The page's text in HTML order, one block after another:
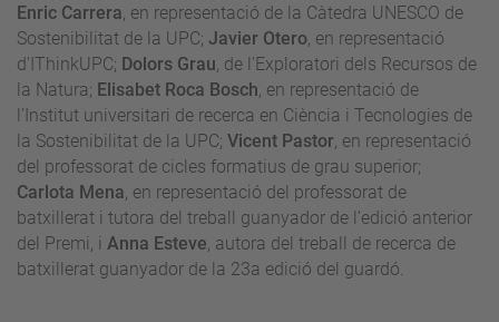
Enric Carrera, en representació de la Càtedra UNESCO de
Sostenibilitat de la UPC; Javier Otero, en representació
d'IThinkUPC; Dolors Grau, de l'Exploratori dels Recursos de
la Natura; Elisabet Roca Bosch, en representació de
l’Institut universitari de recerca en Ciència i Tecnologies de
la Sostenibilitat de la UPC; Vicent Pastor, en representació
del professorat de cicles formatius de grau superior;
Carlota Mena, en representació del professorat de
batxillerat i tutora del treball guanyador de l’edició anterior
del Premi, i Anna Esteve, autora del treball de recerca de
batxillerat guanyador de la 23a edició del guardó.